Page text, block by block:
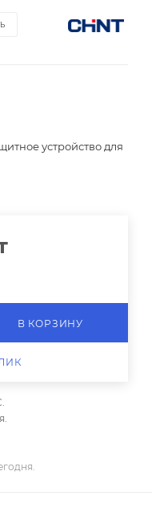
устройство для
В КОРЗИНУ